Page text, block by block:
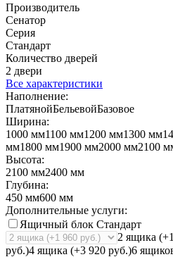
Производитель
Сенатор
Серия
Стандарт
Количество дверей
2 двери
Все характеристики
Наполнение:
ПлатянойБельевойБазовое
Ширина:
1000 мм1100 мм1200 мм1300 мм
мм1800 мм1900 мм2000 мм2100
Высота:
2100 мм2400 мм
Глубина:
450 мм600 мм
Дополнительные услуги:
Ящичный блок Стандарт
2 ящика
руб.)4 ящика (+3 920 руб.)6